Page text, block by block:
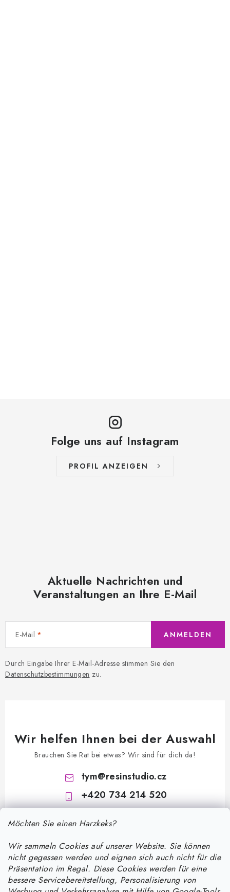
Möchten Sie einen Harzkeks?
Wir sammeln Cookies auf unserer Website. Sie können
nicht gegessen werden und eignen sich auch nicht für die
Präsentation im Regal. Diese Cookies werden für eine
bessere Servicebereitstellung, Personalisierung von
Folge uns auf Instagram
PROFIL ANZEIGEN
Aktuelle Nachrichten und
Veranstaltungen an Ihre E-Mail
E-Mail
Durch Eingabe Ihrer E-Mail-Adresse stimmen Sie den
Datenschutzbestimmungen zu.
ANMELDEN
Wir helfen Ihnen bei der Auswahl
Brauchen Sie Rat bei etwas? Wir sind für dich da!
tym@resinstudio.cz
+420 734 214 520